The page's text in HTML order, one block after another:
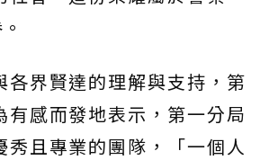
各界賢達的理解與支持，第
有感而發地表示，第一分局
秀且專業的團隊，「一個人